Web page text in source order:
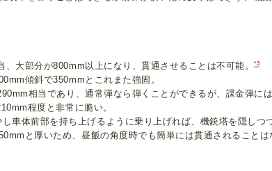
、大部分が800mm以上になり、貫通させることは不可能。*3
傾斜で350mmとこれまた強固。
相当であり、通常弾なら弾くことができるが、課金弾に
程度と非常に脆い。
車体前部を持ち上げるように乗り上げれば、機銃塔を隠しつ
と厚いため、昼飯の角度時でも簡単には貫通されること